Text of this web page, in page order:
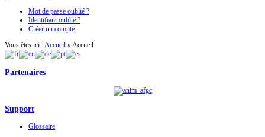
Mot de passe oublié ?
Identifiant oublié ?
Créer un compte
Vous êtes ici :Accueil »Accueil
Partenaires
Support
Glossaire